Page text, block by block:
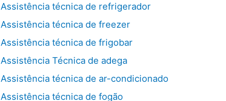
Assistência técnica de refrigerador
Assistência técnica de freezer
Assistência técnica de frigobar
Assistência Técnica de adega
Assistência técnica de ar-condicionado
Assistência técnica de fogão